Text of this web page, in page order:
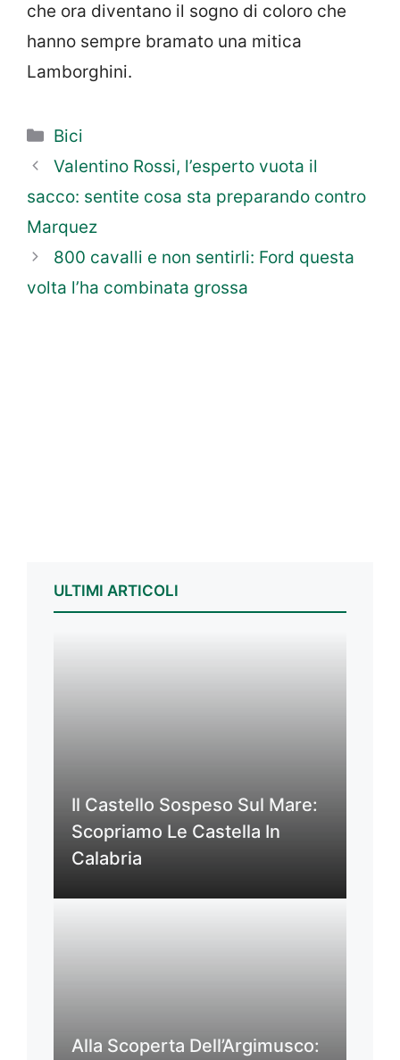
che ora diventano il sogno di coloro che
hanno sempre bramato una mitica
Lamborghini.
Categorie
Bici
Valentino Rossi, l’esperto vuota il
sacco: sentite cosa sta preparando contro
Marquez
800 cavalli e non sentirli: Ford questa
volta l’ha combinata grossa
ULTIMI ARTICOLI
Il Castello Sospeso Sul Mare:
Scopriamo Le Castella In
Calabria
Alla Scoperta Dell’Argimusco: